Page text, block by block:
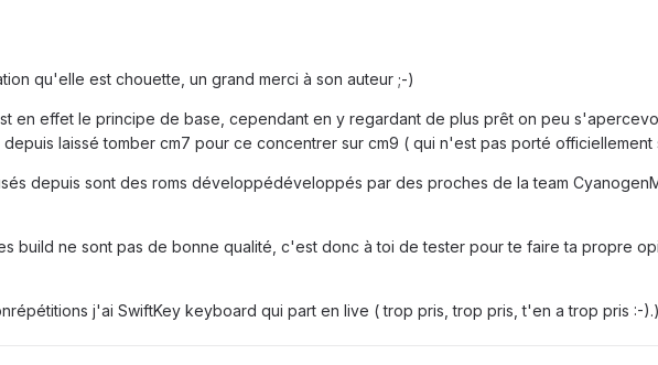
qu'elle est chouette, un grand merci à son auteur ;-)
en effet le principe de base, cependant en y regardant de plus prêt on peu
laissé tomber cm7 pour ce concentrer sur cm9 ( qui n'est pas porté
depuis sont des roms développédéveloppés par des proches de la team
build ne sont pas de bonne qualité, c'est donc à toi de tester pour te faire ta propre
j'ai SwiftKey keyboard qui part en live ( trop pris, trop pris, t'en a trop pris :-).)